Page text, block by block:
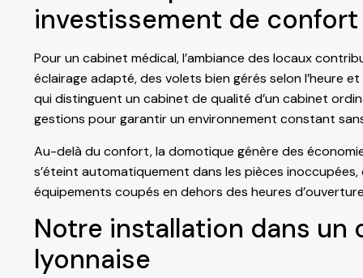
investissement de confort
Pour un cabinet médical, l’ambiance des locaux
éclairage adapté, des volets bien gérés selon l’heure
qui distinguent un cabinet de qualité d’un cabinet
gestions pour garantir un environnement constant
Au-delà du confort, la domotique génère des
s’éteint automatiquement dans les pièces
équipements coupés en dehors des heures
Notre installation dans un
lyonnaise